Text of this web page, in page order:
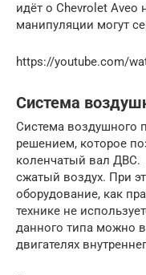
идёт о Chevrolet
манипуляции могут
https://youtube.com/
Система
Система воздушного
решением, которое
коленчатый вал ДВС.
сжатый воздух. При
оборудование, как
технике не
данного типа можно
двигателях